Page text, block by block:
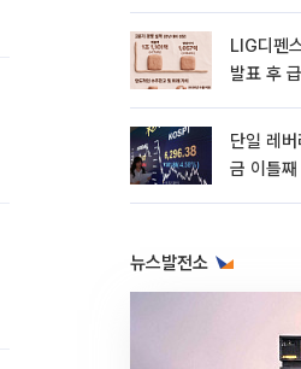
LIG디펜
발표 후
단일 레
금 이틀째
뉴스발전소